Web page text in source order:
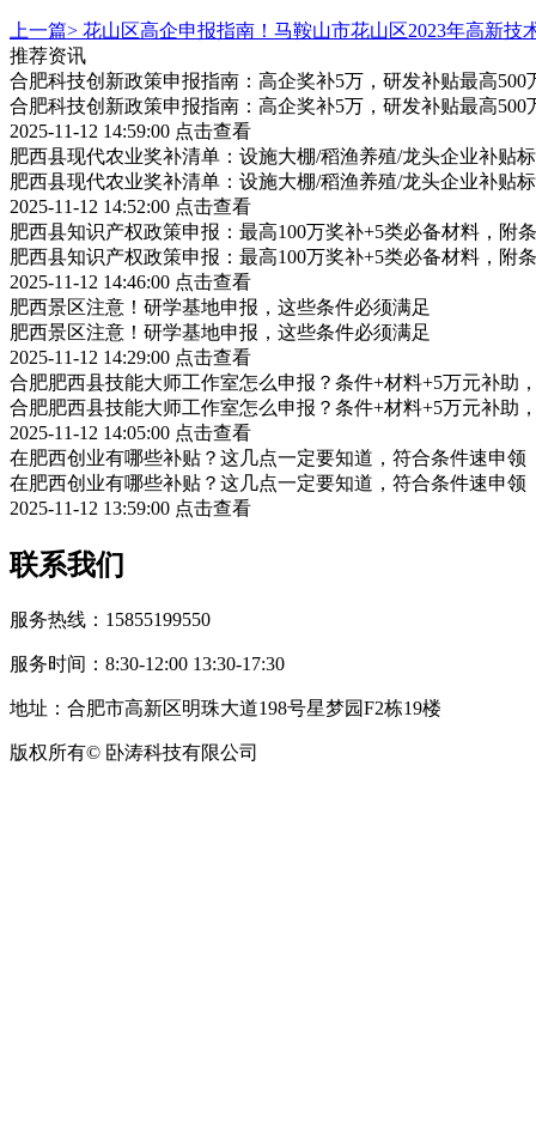
上一篇> 花山区高企申报指南！马鞍山市花山区2023年高新技
推荐资讯
合肥科技创新政策申报指南：高企奖补5万，研发补贴最高500
合肥科技创新政策申报指南：高企奖补5万，研发补贴最高500
2025-11-12 14:59:00 点击查看
肥西县现代农业奖补清单：设施大棚/稻渔养殖/龙头企业补贴
肥西县现代农业奖补清单：设施大棚/稻渔养殖/龙头企业补贴
2025-11-12 14:52:00 点击查看
肥西县知识产权政策申报：最高100万奖补+5类必备材料，附
肥西县知识产权政策申报：最高100万奖补+5类必备材料，附
2025-11-12 14:46:00 点击查看
肥西景区注意！研学基地申报，这些条件必须满足
肥西景区注意！研学基地申报，这些条件必须满足
2025-11-12 14:29:00 点击查看
合肥肥西县技能大师工作室怎么申报？条件+材料+5万元补助
合肥肥西县技能大师工作室怎么申报？条件+材料+5万元补助
2025-11-12 14:05:00 点击查看
在肥西创业有哪些补贴？这几点一定要知道，符合条件速申领
在肥西创业有哪些补贴？这几点一定要知道，符合条件速申领
2025-11-12 13:59:00 点击查看
联系我们
服务热线：15855199550
服务时间：8:30-12:00 13:30-17:30
地址：合肥市高新区明珠大道198号星梦园F2栋19楼
版权所有© 卧涛科技有限公司